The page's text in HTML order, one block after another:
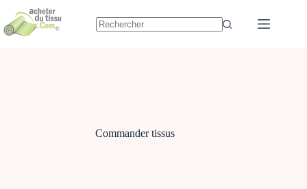
contenu
Commander tissus